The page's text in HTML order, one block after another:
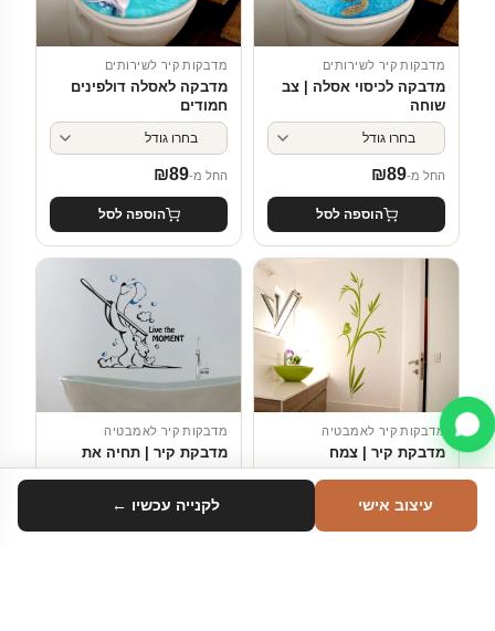
מדבקות קיר לשירותים
מדבקה לכיסוי אסלה | צב
שוחה
החל מ- ₪89
הוספה לסל
מדבקות קיר לשירותים
מדבקה לאסלה דולפינים
חמודים
החל מ- ₪89
הוספה לסל
מדבקות קיר לאמבטיה
מדבקת קיר | צמח
דוקורטיבי
מדבקות קיר לאמבטיה
מדבקת קיר | תחיה את
הרגע
עיצוב אישי לקנייה עכשיו ←